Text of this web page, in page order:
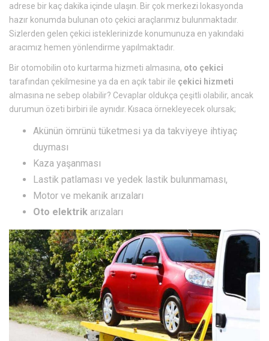
adrese bir kaç dakika içinde ulaşın. Bir çok merkezi lokasyonda
hazır konumda bulunan oto çekici araçlarımız bulunmaktadır.
Sizlerden gelen çekici isteklerinizde konumunuza en yakındaki
aracımız hemen yönlendirme yapılmaktadır.
Bir otomobilin oto kurtarma hizmeti almasına, oto çekici
tarafından çekilmesine ya da en açık tabir ile çekici hizmeti
almasına ne sebep olabilir? Cevaplar oldukça çeşitli olabilir, ancak
durumun özeti birbiri ile aynıdır. Kısaca örnekleyecek olursak;
Akünün ömrünü tüketmesi ya da takviyeye ihtiyaç
duyması
Kaza yaşanması
Lastik patlaması ve yedek lastik bulunmaması,
Motor ve mekanik arızaları
Oto elektrik arızaları